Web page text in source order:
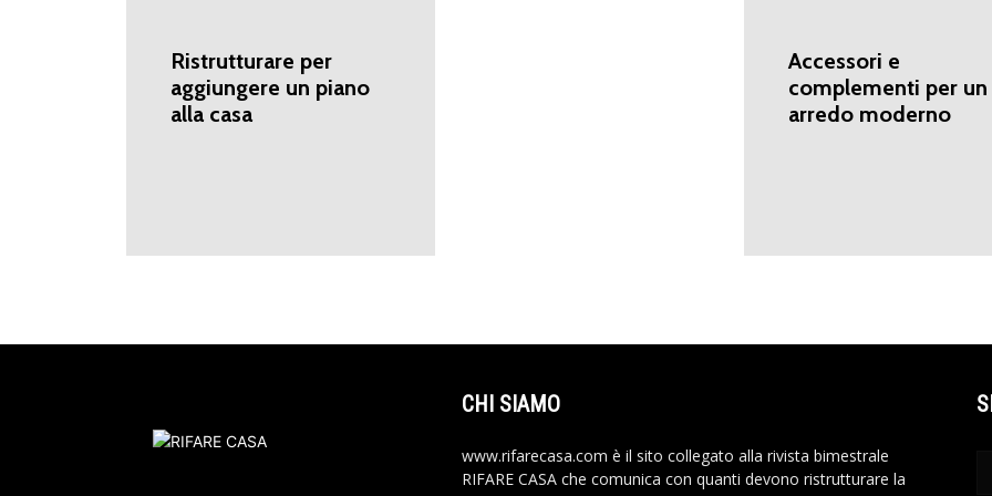
Ristrutturare per
aggiungere un piano
alla casa
Accessori e
complementi per un
arredo moderno
CHI SIAMO
www.rifarecasa.com è il sito collegato alla rivista bimestrale
RIFARE CASA che comunica con quanti devono ristrutturare la